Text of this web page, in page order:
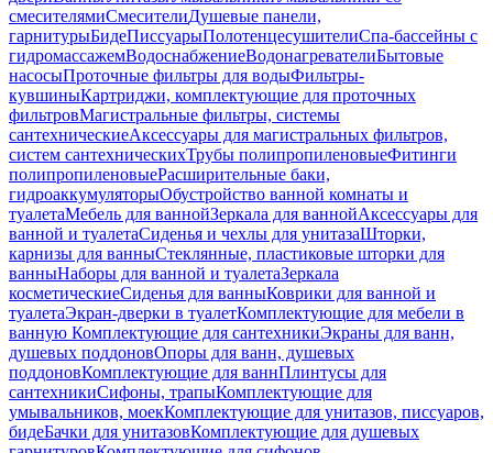
смесителямиСмесителиДушевые панели,
гарнитурыБидеПиссуарыПолотенцесушителиСпа-бассейны с
гидромассажемВодоснабжениеВодонагревателиБытовые
насосыПроточные фильтры для водыФильтры-
кувшиныКартриджи, комплектующие для проточных
фильтровМагистральные фильтры, системы
сантехническиеАксессуары для магистральных фильтров,
систем сантехническихТрубы полипропиленовыеФитинги
полипропиленовыеРасширительные баки,
гидроаккумуляторыОбустройство ванной комнаты и
туалетаМебель для ваннойЗеркала для ваннойАксессуары для
ванной и туалетаСиденья и чехлы для унитазаШторки,
карнизы для ванныСтеклянные, пластиковые шторки для
ванныНаборы для ванной и туалетаЗеркала
косметическиеСиденья для ванныКоврики для ванной и
туалетаЭкран-дверки в туалетКомплектующие для мебели в
ванную Комплектующие для сантехникиЭкраны для ванн,
душевых поддоновОпоры для ванн, душевых
поддоновКомплектующие для ваннПлинтусы для
сантехникиСифоны, трапыКомплектующие для
умывальников, моекКомплектующие для унитазов, писсуаров,
бидеБачки для унитазовКомплектующие для душевых